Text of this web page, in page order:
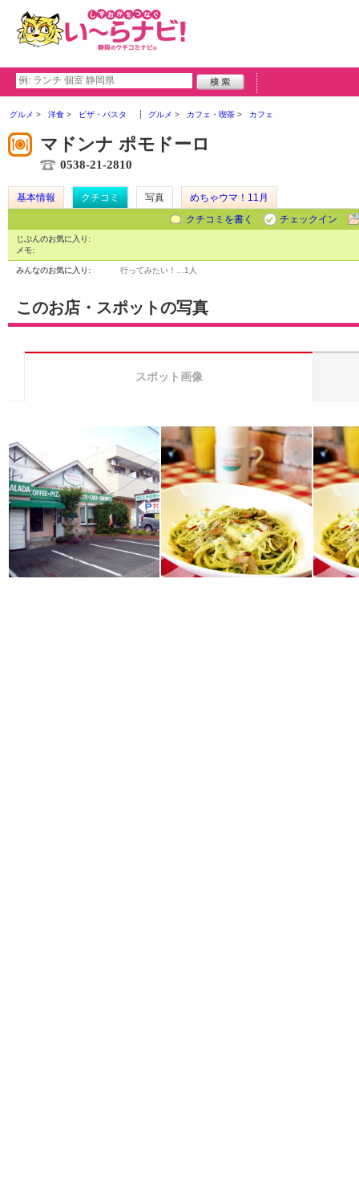
グルメ 洋食 ピザ・パスタ グルメ カフェ・喫茶 カフェ
マドンナ ポモドーロ
0538-21-2810
基本情報 クチコミ 写真
めちゃウマ！11月
クチコミを書く
チェックイン
じぶんのお気に入り:
メモ:
みんなのお気に入り: 行ってみたい！… 1人
このお店・スポットの写真
スポット画像